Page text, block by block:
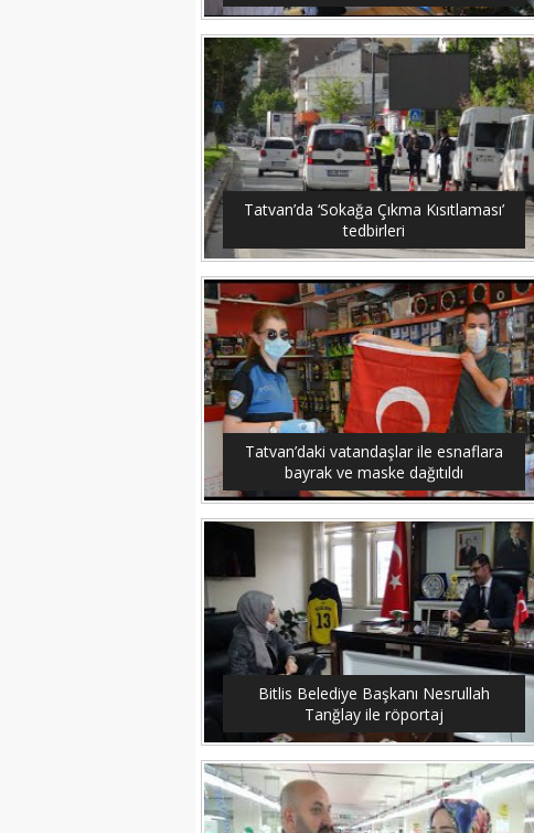
Tatvan’da ‘Sokağa Çıkma Kısıtlaması’
tedbirleri
Tatvan’daki vatandaşlar ile esnaflara
bayrak ve maske dağıtıldı
Bitlis Belediye Başkanı Nesrullah
Tanğlay ile röportaj